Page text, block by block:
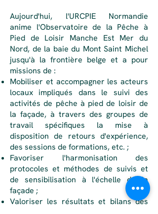
Aujourd'hui, l'URCPIE Normandie
anime l'Observatoire de la Pêche à
Pied de Loisir Manche Est Mer du
Nord, de la baie du Mont Saint Michel
jusqu'à la frontière belge et a pour
missions de :
Mobiliser et accompagner les acteurs
locaux impliqués dans le suivi des
activités de pêche à pied de loisir de
la façade, à travers des groupes de
travail spécifiques la mise à
disposition de retours d'expérience,
des sessions de formations, etc. ;
Favoriser l'harmonisation des
protocoles et méthodes de suivis et
de sensibilisation à l'échelle de la
façade ;
Valoriser les résultats et bilans des